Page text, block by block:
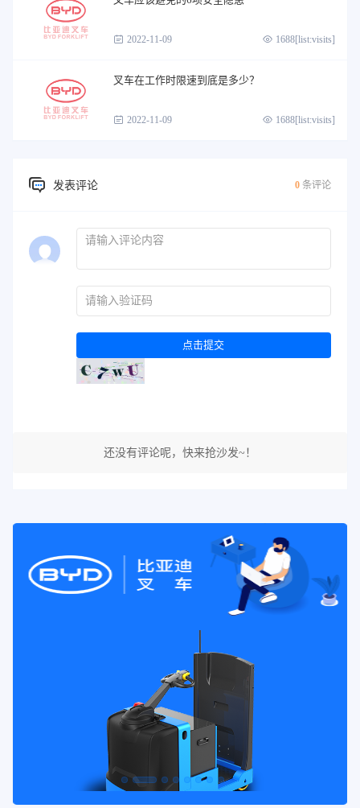
2022-11-09 1688[list:visits]
叉车在工作时限速到底是多少？
2022-11-09 1688[list:visits]
发表评论 0 条评论
点击提交
还没有评论呢，快来抢沙发~！